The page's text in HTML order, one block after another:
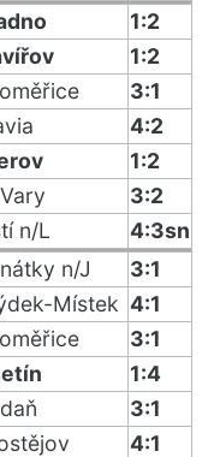
1:2
1:2
3:1
4:2
1:2
3:2
n/L
4:3sn
n/J
3:1
Místek 4:1
3:1
1:4
3:1
4:1